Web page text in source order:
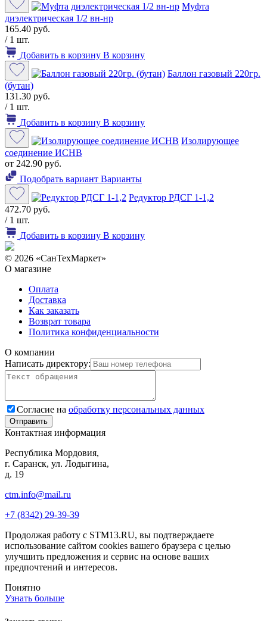
Муфта
диэлектрическая 1/2 вн-нр
165.40 руб.
/ 1 шт.
Добавить в корзину В корзину
Баллон газовый 220гр.
(бутан)
131.30 руб.
/ 1 шт.
Добавить в корзину В корзину
Изолирующее
соединение ИСНВ
от 242.90 руб.
Подобрать вариант Варианты
Редуктор РДСГ 1-1,2
472.70 руб.
/ 1 шт.
Добавить в корзину В корзину
© 2026 «СанТехМаркет»
О магазине
Оплата
Доставка
Как заказать
Возврат товара
Политика конфиденциальности
О компании
Написать директору:
Согласие на обработку персональных данных
Контактная информация
Республика Мордовия,
г. Саранск, ул. Лодыгина,
д. 19
ctm.info@mail.ru
+7 (8342) 29-39-39
Продолжая работу с STM13.RU, вы подтверждаете
использование сайтом cookies вашего браузера с целью
улучшить предложения и сервис на основе ваших
предпочтений и интересов.
Понятно
Узнать больше